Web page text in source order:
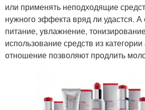
или применять неподходящие
нужного эффекта вряд ли удастся.
питание, увлажнение,
использование средств из
отношение позволяют продлить